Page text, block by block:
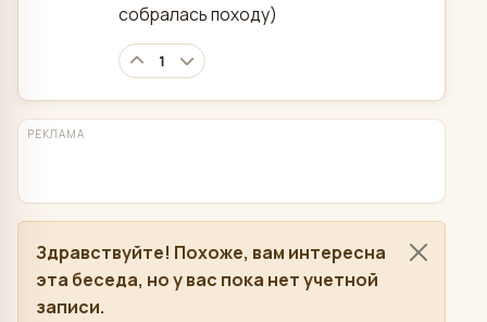
собралась походу)
1
РЕКЛАМА
Здравствуйте! Похоже, вам интересна
эта беседа, но у вас пока нет учетной
записи.